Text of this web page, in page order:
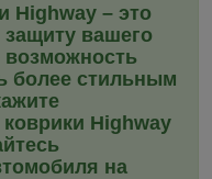
Highway – это
вашего
возможность
более стильным
Highway
на